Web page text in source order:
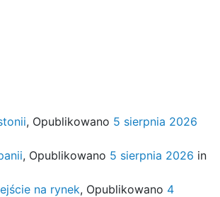
, Opublikowano 5 sierpnia 2026
, Opublikowano 5 sierpnia 2026 in
na rynek, Opublikowano 4